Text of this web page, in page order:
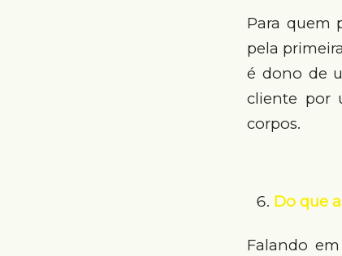
Para quem
pela
é dono de
cliente por
corpos.
Do que
Falando